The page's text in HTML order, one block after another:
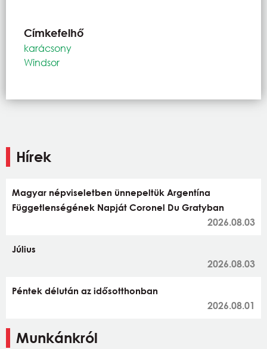
Címkefelhő
karácsony
Windsor
Hírek
Magyar népviseletben ünnepeltük Argentína
Függetlenségének Napját Coronel Du Gratyban
2026.08.03
Július
2026.08.03
Péntek délután az idősotthonban
2026.08.01
Munkánkról